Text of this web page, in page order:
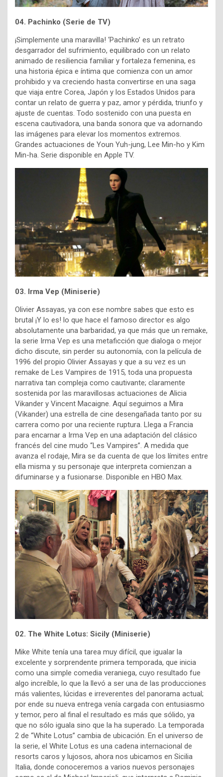
04. Pachinko (Serie de TV)
¡Simplemente una maravilla! ‘Pachinko’ es un retrato
desgarrador del sufrimiento, equilibrado con un relato
animado de resiliencia familiar y fortaleza femenina, es
una historia épica e íntima que comienza con un amor
prohibido y va creciendo hasta convertirse en una saga
que viaja entre Corea, Japón y los Estados Unidos para
contar un relato de guerra y paz, amor y pérdida, triunfo y
ajuste de cuentas. Todo sostenido con una puesta en
escena cautivadora, una banda sonora que va adornando
las imágenes para elevar los momentos extremos.
Grandes actuaciones de Youn Yuh-jung, Lee Min-ho y Kim
Min-ha. Serie disponible en Apple TV.
03. Irma Vep (Miniserie)
Olivier Assayas, ya con ese nombre sabes que esto es
brutal ¡Y lo es! lo que hace el famoso director es algo
absolutamente una barbaridad, ya que más que un remake,
la serie Irma Vep es una metaficción que dialoga o mejor
dicho discute, sin perder su autonomía, con la película de
1996 del propio Olivier Assayas y que a su vez es un
remake de Les Vampires de 1915, toda una propuesta
narrativa tan compleja como cautivante; claramente
sostenida por las maravillosas actuaciones de Alicia
Vikander y Vincent Macaigne. Aquí seguimos a Mira
(Vikander) una estrella de cine desengañada tanto por su
carrera como por una reciente ruptura. Llega a Francia
para encarnar a Irma Vep en una adaptación del clásico
francés del cine mudo “Les Vampires”. A medida que
avanza el rodaje, Mira se da cuenta de que los límites entre
ella misma y su personaje que interpreta comienzan a
difuminarse y a fusionarse. Disponible en HBO Max.
02. The White Lotus: Sicily (Miniserie)
Mike White tenía una tarea muy difícil, que igualar la
excelente y sorprendente primera temporada, que inicia
como una simple comedia veraniega, cuyo resultado fue
algo increíble, lo que la llevó a ser una de las producciones
más valientes, lúcidas e irreverentes del panorama actual;
por ende su nueva entrega venía cargada con entusiasmo
y temor, pero al final el resultado es más que sólido, ya
que no sólo iguala sino que la ha superado. La temporada
2 de “White Lotus” cambia de ubicación. En el universo de
la serie, el White Lotus es una cadena internacional de
resorts caros y lujosos, ahora nos ubicamos en Sicilia
Italia, donde conoceremos a varios nuevos personajes